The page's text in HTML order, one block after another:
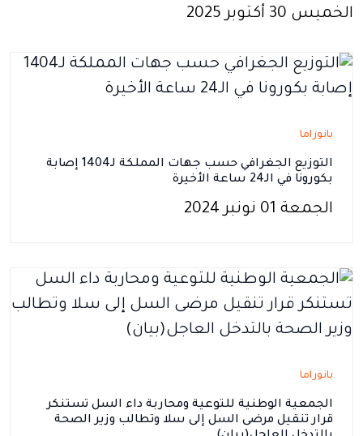
الخميس 30 أكتوبر 2025
بانوراما
التوزيع الجغرافي حسب جهات المملكة لـ1404 إصابة
بكورونا في الـ24 ساعة الأخيرة
الجمعة 01 نونبر 2024
بانوراما
الجمعية الوطنية للتوعية ومحاربة داء السل تستنكر
قرار تنقيل مرضى السل إلى سلا وتطالب وزير الصحة